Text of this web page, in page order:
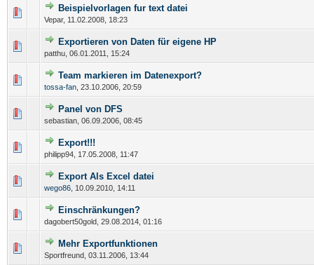
Beispielvorlagen fur text datei
Vepar, 11.02.2008, 18:23
Exportieren von Daten für eigene HP
patthu, 06.01.2011, 15:24
Team markieren im Datenexport?
tossa-fan 23.10.2006, 20:59
Panel von DFS
sebastian, 06.09.2006, 08:45
Export!!!
philipp94, 17.05.2008, 11:47
Export Als Excel datei
wego86 10.09.2010, 14:11
Einschränkungen?
dagobert50gold, 29.08.2014, 01:16
Mehr Exportfunktionen
Sportfreund, 03.11.2006, 13:44